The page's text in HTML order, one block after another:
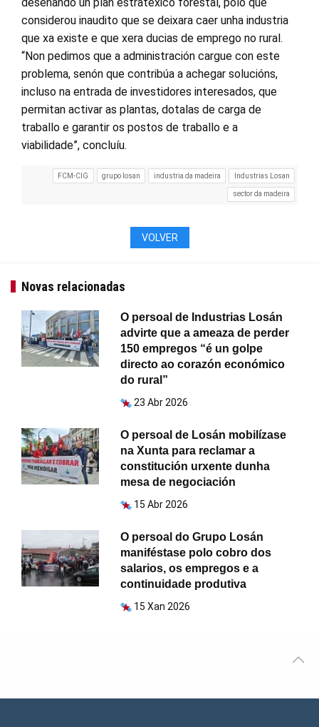
considerou inaudito que se deixara caer unha industria
que xa existe e que xera ducias de emprego no rural.
“Non pedimos que a administración cargue con este
problema, senón que contribúa a achegar solucións,
incluso na entrada de investidores interesados, que
permitan activar as plantas, dotalas de carga de
traballo e garantir os postos de traballo e a
viabilidade”, concluíu.
FCM-CIG grupo losan industria da madeira Industrias Losan
sector da madeira
VOLVER
Novas relacionadas
O persoal de Industrias Losán
advirte que a ameaza de perder
150 empregos “é un golpe
directo ao corazón económico
do rural”
23 Abr 2026
O persoal de Losán mobilízase
na Xunta para reclamar a
constitución urxente dunha
mesa de negociación
15 Abr 2026
O persoal do Grupo Losán
maniféstase polo cobro dos
salarios, os empregos e a
continuidade produtiva
15 Xan 2026